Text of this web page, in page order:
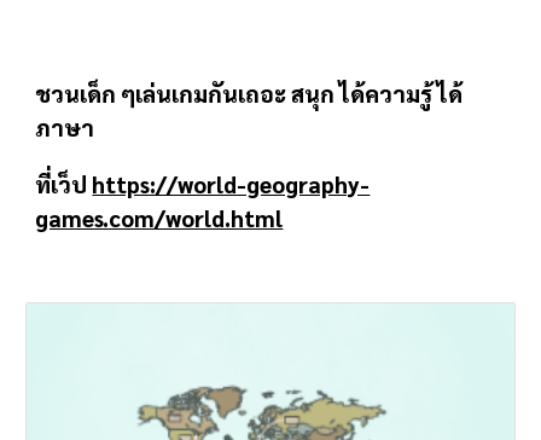
ชวนเด็ก ๆเล่นเกมกันเถอะ สนุก ได้ความรู้ ได้
ภาษา
ที่เว็ป https://world-geography-
games.com/world.html